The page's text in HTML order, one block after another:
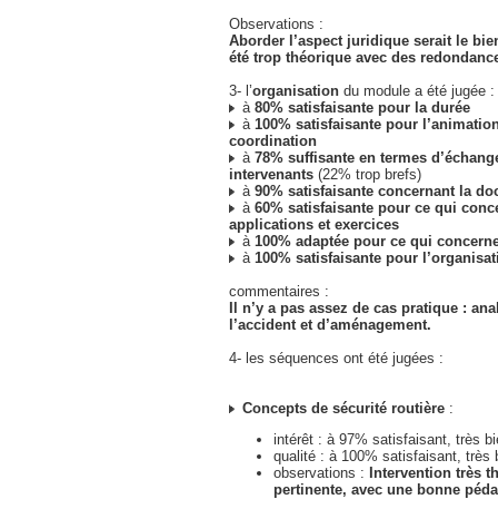
Observations :
Aborder l’aspect juridique serait le
été trop théorique avec des
3- l’organisation du module a été jugée :
à 80% satisfaisante pour la durée
à 100% satisfaisante pour
coordination
à 78% suffisante en termes
intervenants (22% trop brefs)
à 90% satisfaisante concernant la
à 60% satisfaisante pour ce qui
applications et exercices
à 100% adaptée pour ce qui
à 100% satisfaisante pour
commentaires :
Il n’y a pas assez de cas pratique :
l’accident et d’aménagement.
4- les séquences ont été jugées :
Concepts de sécurité routière :
intérêt : à 97% satisfaisant, très
qualité : à 100% satisfaisant, très
observations : Intervention très
pertinente, avec une bonne